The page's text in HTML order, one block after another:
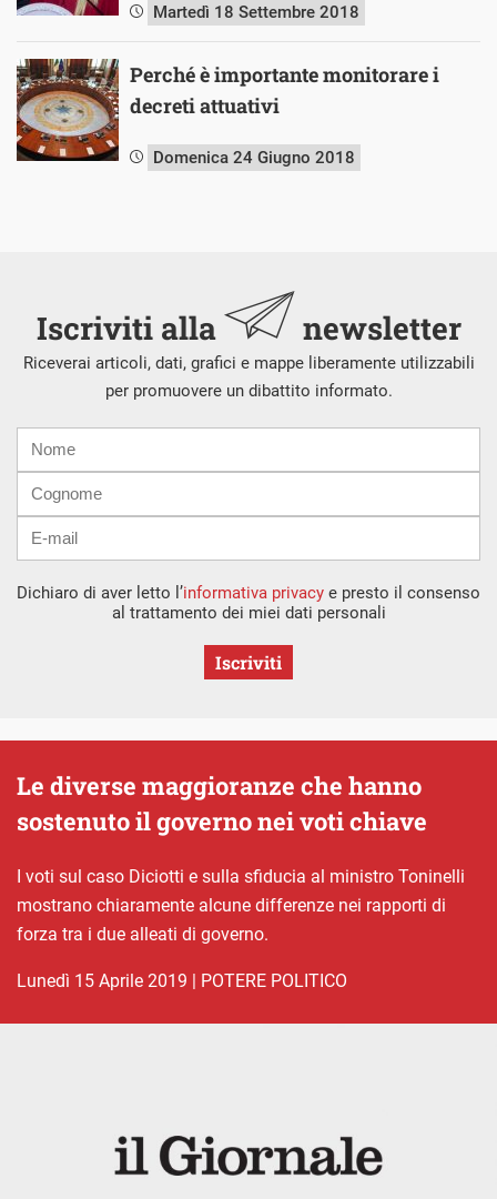
Martedì 18 Settembre 2018
Perché è importante monitorare i
decreti attuativi
Domenica 24 Giugno 2018
Iscriviti alla newsletter
Riceverai articoli, dati, grafici e mappe liberamente utilizzabili
per promuovere un dibattito informato.
mail
Dichiaro di aver letto l’informativa privacy e presto il consenso
al trattamento dei miei dati personali
Iscriviti
Le diverse maggioranze che hanno
sostenuto il governo nei voti chiave
I voti sul caso Diciotti e sulla sfiducia al ministro Toninelli
mostrano chiaramente alcune differenze nei rapporti di
forza tra i due alleati di governo.
lunedì 15 Aprile 2019 | POTERE POLITICO